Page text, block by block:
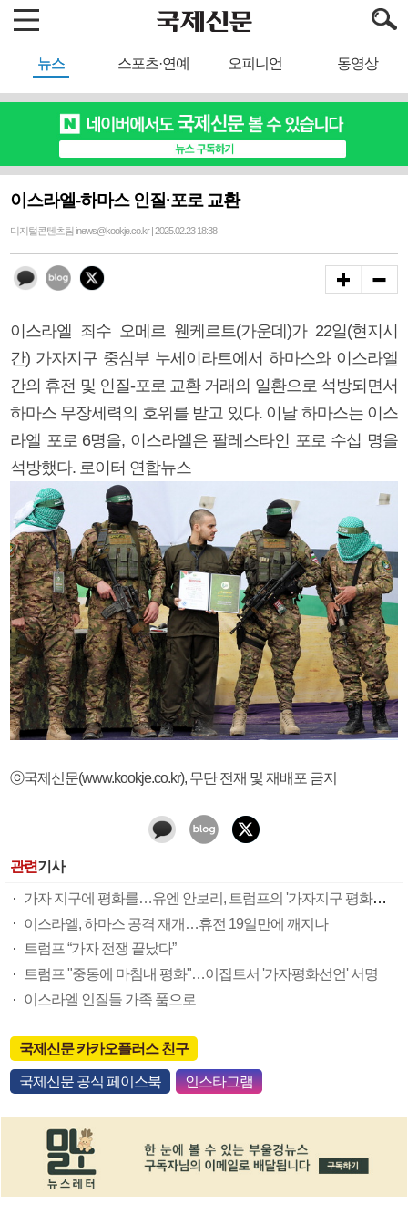
뉴스 스포츠·연예 오피니언 동영상
이스라엘-하마스 인질·포로 교환
디지털콘텐츠팀 inews@kookje.co.kr | 2025.02.23 18:38
이스라엘 죄수 오메르 웬케르트(가운데)가 22일(현지시
간) 가자지구 중심부 누세이라트에서 하마스와 이스라엘
간의 휴전 및 인질-포로 교환 거래의 일환으로 석방되면서
하마스 무장세력의 호위를 받고 있다. 이날 하마스는 이스
라엘 포로 6명을, 이스라엘은 팔레스타인 포로 수십 명을
석방했다. 로이터 연합뉴스
ⓒ국제신문(www.kookje.co.kr), 무단 전재 및 재배포 금지
관련기사
가자 지구에 평화를…유엔 안보리, 트럼프의 '가자지구 평화구상' 지지 결의안 가결
이스라엘, 하마스 공격 재개…휴전 19일만에 깨지나
트럼프 “가자 전쟁 끝났다”
트럼프 "중동에 마침내 평화"…이집트서 '가자평화선언' 서명
이스라엘 인질들 가족 품으로
국제신문 카카오플러스 친구
국제신문 공식 페이스북 인스타그램